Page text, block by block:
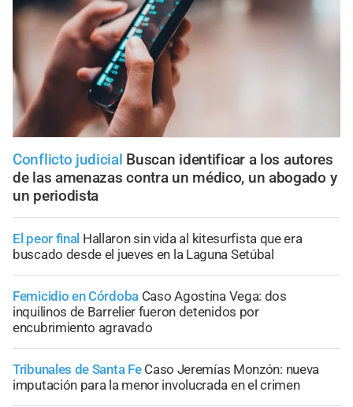
Conflicto judicial Buscan identificar a los autores
de las amenazas contra un médico, un abogado y
un periodista
El peor final Hallaron sin vida al kitesurfista que era
buscado desde el jueves en la Laguna Setúbal
Femicidio en Córdoba Caso Agostina Vega: dos
inquilinos de Barrelier fueron detenidos por
encubrimiento agravado
Tribunales de Santa Fe Caso Jeremías Monzón: nueva
imputación para la menor involucrada en el crimen